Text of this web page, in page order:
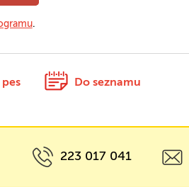
.
Do seznamu
223 017 041